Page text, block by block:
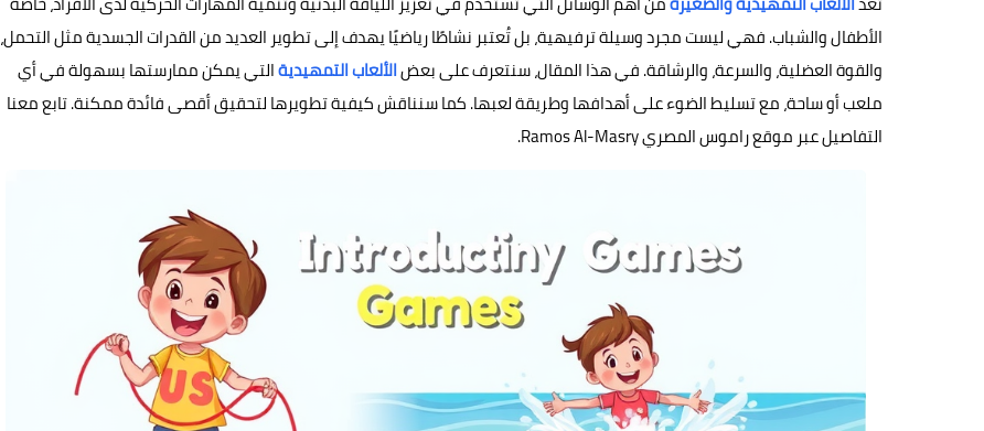
الأطفال والشباب. فهي ليست مجرد وسيلة ترفيهية، بل تُعتبر نشاطًا رياضيًا يهدف إلى تطوير العديد من القدرات الجسدية مثل التحمل،
والقوة العضلية، والسرعة، والرشاقة. في هذا المقال، سنتعرف على بعضالألعاب التمهيديةالتي يمكن ممارستها بسهولة في أي
ملعب أو ساحة، مع تسليط الضوء على أهدافها وطريقة لعبها. كما سنناقش كيفية تطويرها لتحقيق أقصى فائدة ممكنة. تابع معنا
التفاصيل عبر موقع راموس المصري Ramos Al-Masry.